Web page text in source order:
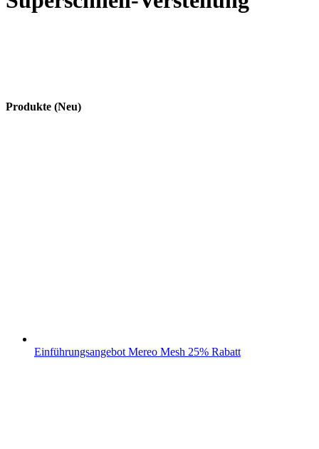
Produkte (Neu)
Einführungsangebot Mereo Mesh 25% Rabatt